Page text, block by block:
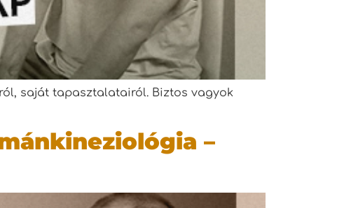
saját tapasztalatairól. Biztos vagyok
–